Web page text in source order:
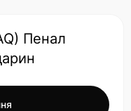
Пенал